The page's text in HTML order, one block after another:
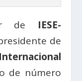
de IESE-
de
de número